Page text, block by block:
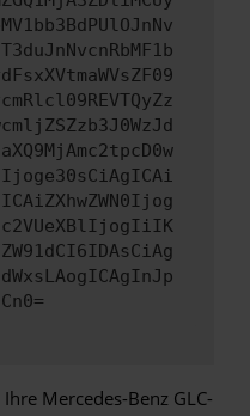
Mercedes-Benz GLC-